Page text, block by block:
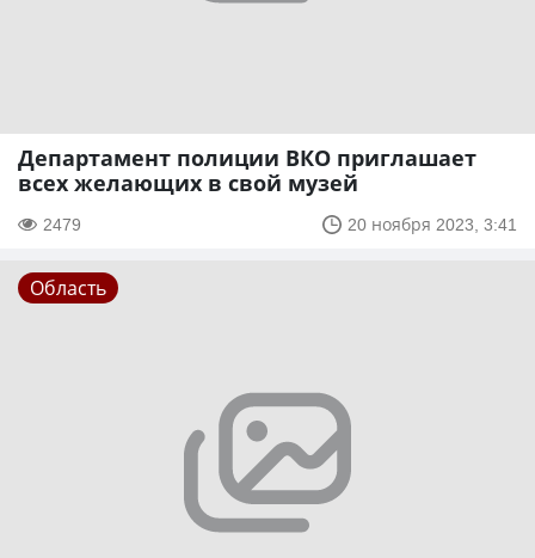
Департамент полиции ВКО приглашает
всех желающих в свой музей
2479 20 ноября 2023, 3:41
Область